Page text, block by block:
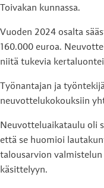
Toivakan kunnassa.
Vuoden 2024 osalta
160.000 euroa.
niitä tukevia
Työnantajan ja
neuvottelukokouksiin
Neuvotteluaikataulu oli
että se huomioi
talousarvion
käsittelyyn.